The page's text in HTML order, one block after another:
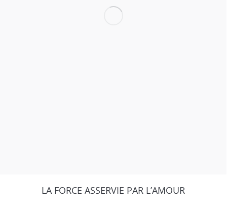
LA FORCE ASSERVIE PAR L’AMOUR